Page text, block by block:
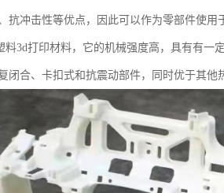
抗冲击性等优点，因此可以作为零部件使用
料3d打印材料，它的机械强度高，具有有一
闭合、卡扣式和抗震动部件，同时优于其他